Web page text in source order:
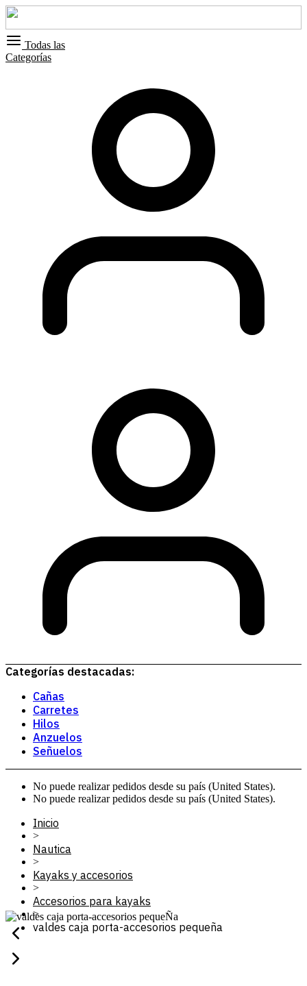
Todas las
Categorías
Categorías destacadas:
Cañas
Carretes
Hilos
Anzuelos
Señuelos
No puede realizar pedidos desde su país (United States).
No puede realizar pedidos desde su país (United States).
Inicio
>
Nautica
>
Kayaks y accesorios
>
Accesorios para kayaks
>
valdes caja porta-accesorios pequeña